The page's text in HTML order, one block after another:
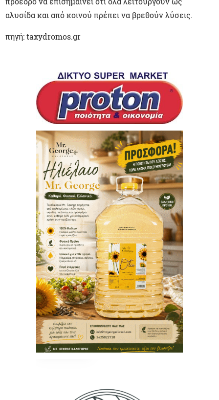
αλυσίδα και από κοινού πρέπει να βρεθούν λύσεις.
πηγή: taxydromos.gr